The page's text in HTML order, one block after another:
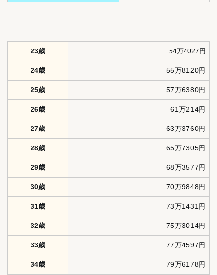
23歳 54万4027円
24歳 55万8120円
25歳 57万6380円
26歳 61万214円
27歳 63万3760円
28歳 65万7305円
29歳 68万3577円
30歳 70万9848円
31歳 73万1431円
32歳 75万3014円
33歳 77万4597円
34歳 79万6178円